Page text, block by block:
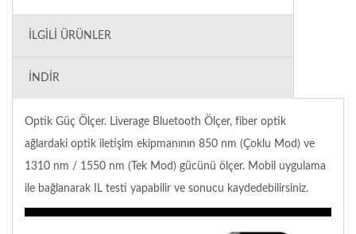
İLGILI ÜRÜNLER
İNDIR
Optik Güç Ölçer. Liverage Bluetooth Ölçer, fiber optik
ağlardaki optik iletişim ekipmanının 850 nm (Çoklu Mod) ve
1310 nm / 1550 nm (Tek Mod) gücünü ölçer. Mobil uygulama
ile bağlanarak IL testi yapabilir ve sonucu kaydedebilirsiniz.